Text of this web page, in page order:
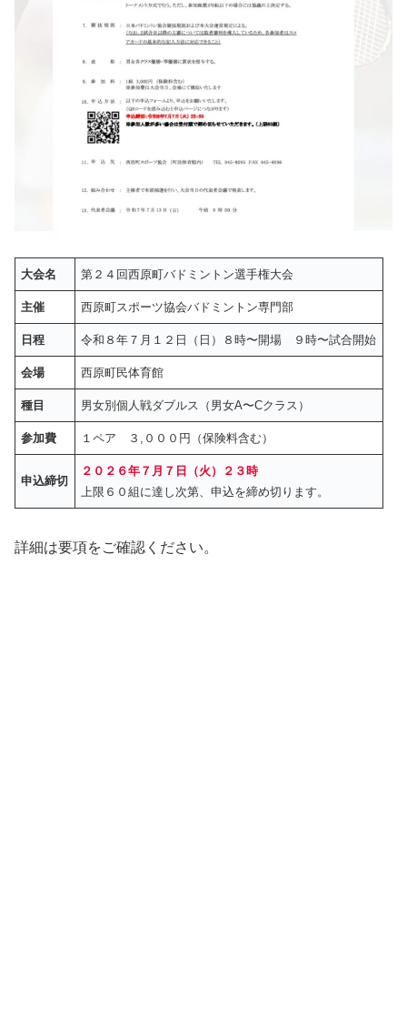
大会名 第２４回西原町バドミントン選手権大会
主催 西原町スポーツ協会バドミントン専門部
日程 令和８年７月１２日（日）８時〜開場 ９時〜試合開始
会場 西原町民体育館
種目 男女別個人戦ダブルス（男女A〜Cクラス）
参加費 １ペア ３,０００円（保険料含む）
申込締切
２０２６年７月７日（火）２３時
上限６０組に達し次第、申込を締め切ります。
詳細は要項をご確認ください。